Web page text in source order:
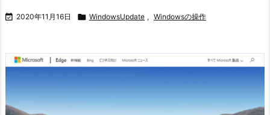
 2020年11月16日  WindowsUpdate , Windowsの操作